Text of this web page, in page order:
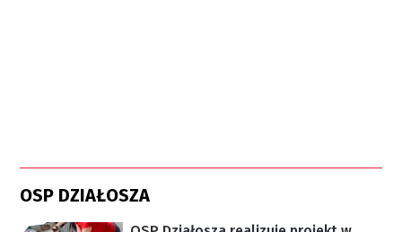
OSP DZIAŁOSZA